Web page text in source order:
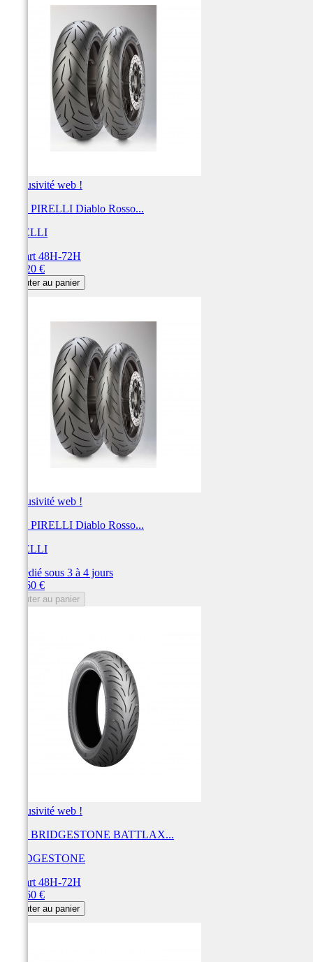
Exclusivité web !
Pneu PIRELLI Diablo Rosso...
PIRELLI
Départ 48H-72H
223,20 €
Ajouter au panier
Exclusivité web !
Pneu PIRELLI Diablo Rosso...
PIRELLI
Expédié sous 3 à 4 jours
219,60 €
Ajouter au panier
Exclusivité web !
Pneu BRIDGESTONE BATTLAX...
BRIDGESTONE
Départ 48H-72H
219,60 €
Ajouter au panier